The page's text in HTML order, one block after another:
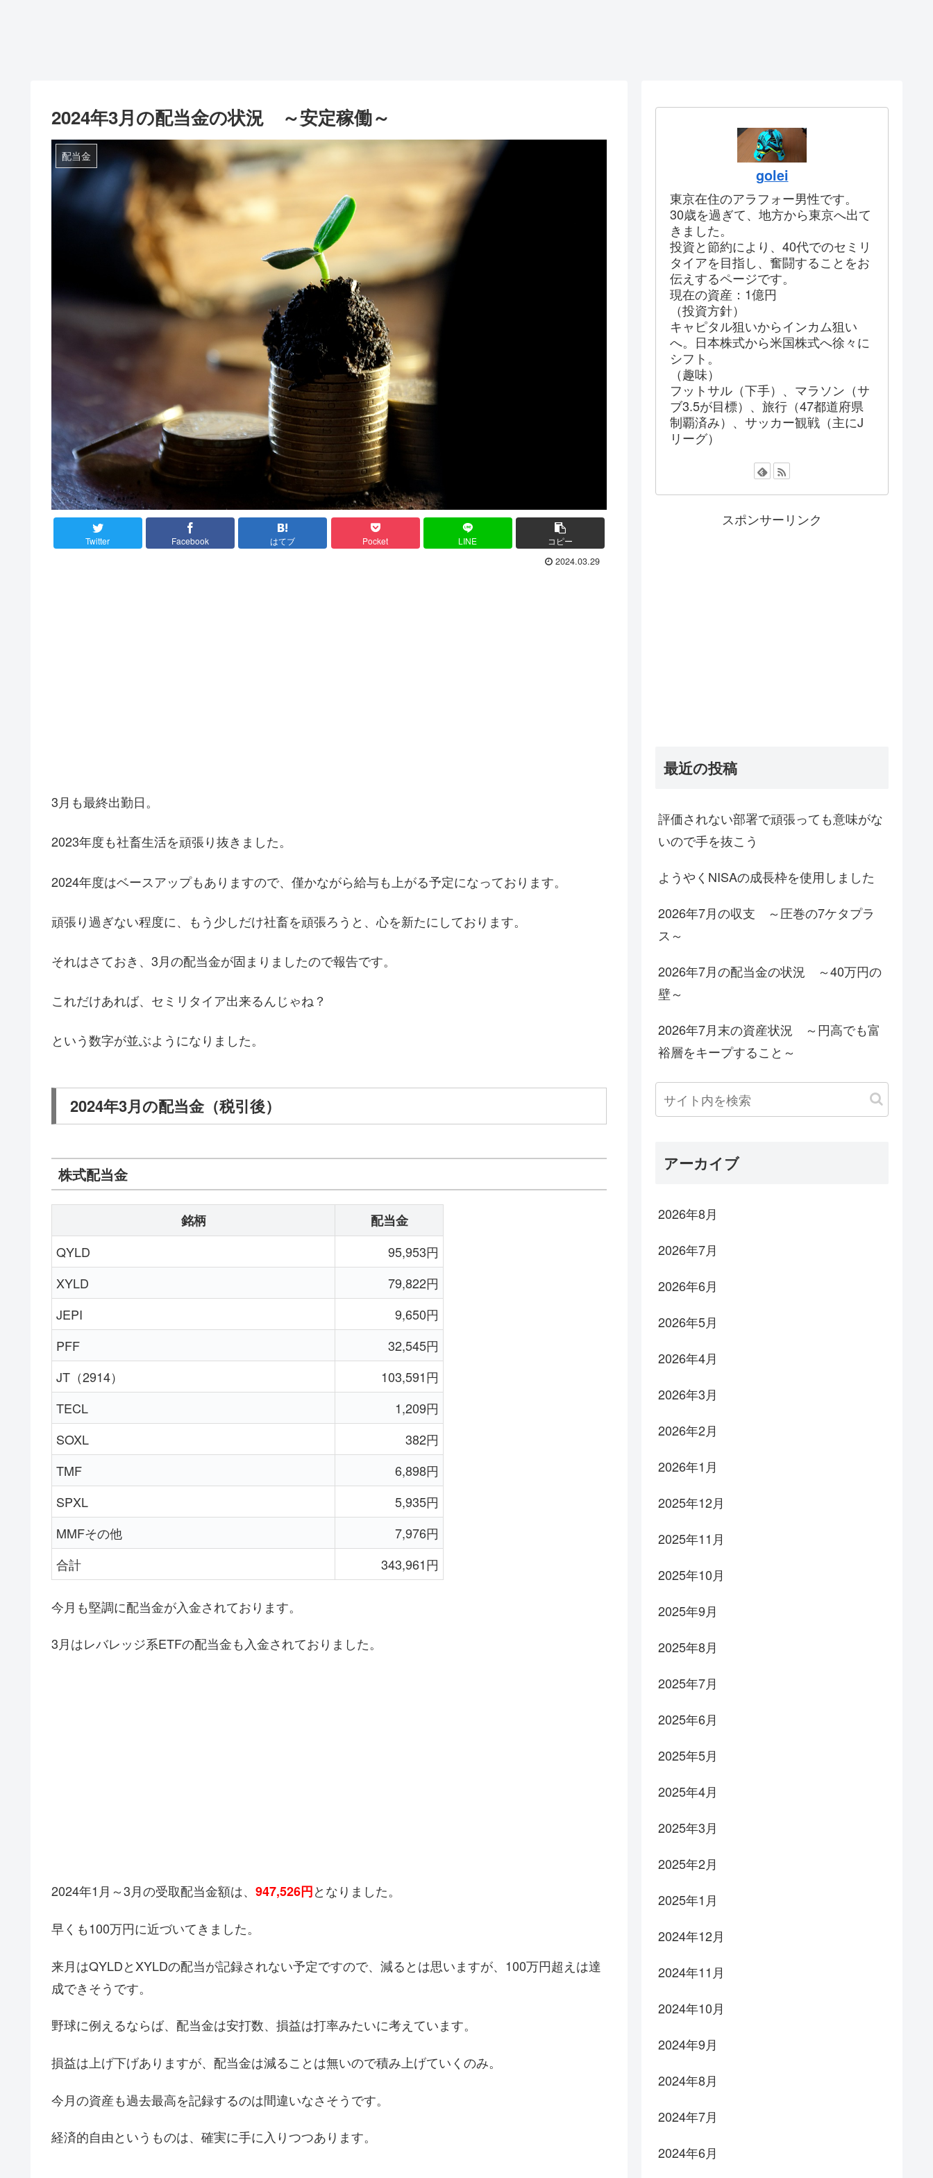
2024年3月の配当金の状況 ～安定稼働～
配当金
Twitter Facebook はてブ Pocket LINE コピー
2024.03.29
3月も最終出勤日。
2023年度も社畜生活を頑張り抜きました。
2024年度はベースアップもありますので、僅かながら給与も上がる予定になっております。
頑張り過ぎない程度に、もう少しだけ社畜を頑張ろうと、心を新たにしております。
それはさておき、3月の配当金が固まりましたので報告です。
これだけあれば、セミリタイア出来るんじゃね？
という数字が並ぶようになりました。
2024年3月の配当金（税引後）
株式配当金
銘柄
配当金
QYLD
95,953円
XYLD
79,822円
JEPI
9,650円
PFF
32,545円
JT（2914）
103,591円
TECL
1,209円
SOXL
382円
TMF
6,898円
SPXL
5,935円
MMFその他
7,976円
合計
343,961円
今月も堅調に配当金が入金されております。
3月はレバレッジ系ETFの配当金も入金されておりました。
2024年1月～3月の受取配当金額は、 947,526円となりました。
早くも100万円に近づいてきました。
来月はQYLDとXYLDの配当が記録されない予定ですので、減るとは思いますが、100万円超えは達
成できそうです。
野球に例えるならば、配当金は安打数、損益は打率みたいに考えています。
損益は上げ下げありますが、配当金は減ることは無いので積み上げていくのみ。
今月の資産も過去最高を記録するのは間違いなさそうです。
経済的自由というものは、確実に手に入りつつあります。
golei
東京在住のアラフォー男性です。
30歳を過ぎて、地方から東京へ出て
きました。
投資と節約により、40代でのセミリ
タイアを目指し、奮闘することをお
伝えするページです。
現在の資産：1億円
（投資方針）
キャピタル狙いからインカム狙い
へ。日本株式から米国株式へ徐々に
シフト。
（趣味）
フットサル（下手）、マラソン（サ
ブ3.5が目標）、旅行（47都道府県
制覇済み）、サッカー観戦（主にJ
リーグ）
スポンサーリンク
最近の投稿
評価されない部署で頑張っても意味がな
いので手を抜こう
ようやくNISAの成長枠を使用しました
2026年7月の収支 ～圧巻の7ケタプラ
ス～
2026年7月の配当金の状況 ～40万円の
壁～
2026年7月末の資産状況 ～円高でも富
裕層をキープすること～
アーカイブ
2026年8月
2026年7月
2026年6月
2026年5月
2026年4月
2026年3月
2026年2月
2026年1月
2025年12月
2025年11月
2025年10月
2025年9月
2025年8月
2025年7月
2025年6月
2025年5月
2025年4月
2025年3月
2025年2月
2025年1月
2024年12月
2024年11月
2024年10月
2024年9月
2024年8月
2024年7月
2024年6月